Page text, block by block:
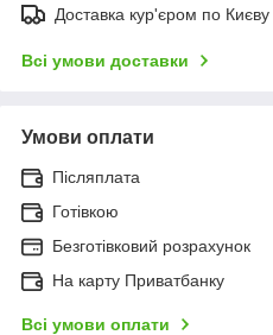
Доставка кур'єром по Києву
Всі умови доставки
Умови оплати
Післяплата
Готівкою
Безготівковий розрахунок
На карту Приватбанку
Всі умови оплати